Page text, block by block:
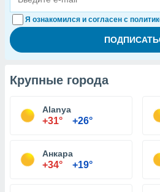
Я ознакомился и согласен с
Крупные города
Alanya
+31° +26°
Анкара
+34° +19°